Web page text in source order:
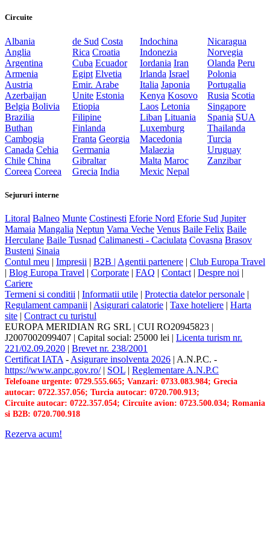
Circuite
Albania
Anglia
Argentina
Armenia
Austria
Azerbaijan
Belgia Bolivia
Brazilia
Buthan
Cambogia
Canada Cehia
Chile China
Coreea Coreea
de Sud Costa
Rica Croatia
Cuba Ecuador
Egipt Elvetia
Emir. Arabe
Unite Estonia
Etiopia
Filipine
Finlanda
Franta Georgia
Germania
Gibraltar
Grecia India
Indochina
Indonezia
Iordania Iran
Irlanda Israel
Italia Japonia
Kenya Kosovo
Laos Letonia
Liban Lituania
Luxemburg
Macedonia
Malaezia
Malta Maroc
Mexic Nepal
Nicaragua
Norvegia
Olanda Peru
Polonia
Portugalia
Rusia Scotia
Singapore
Spania SUA
Thailanda
Turcia
Uruguay
Zanzibar
Sejururi interne
Litoral Balneo Munte Costinesti Eforie Nord Eforie Sud Jupiter
Mamaia Mangalia Neptun Vama Veche Venus Baile Felix Baile
Herculane Baile Tusnad Calimanesti - Caciulata Covasna Brasov
Busteni Sinaia
Contul meu | Impresii | B2B | Agentii partenere | Club Europa Travel
| Blog Europa Travel | Corporate | FAQ | Contact | Despre noi |
Cariere
Termeni si conditii | Informatii utile | Protectia datelor personale |
Regulament campanii | Asigurari calatorie | Taxe hoteliere | Harta
site | Contract cu turistul
EUROPA MERIDIAN RG SRL | CUI RO20945823 |
J2007002099407 | Capital social: 25000 lei | Licenta turism nr.
221/02.09.2020 | Brevet nr. 238/2001
Certificat IATA - Asigurare insolventa 2026 | A.N.P.C. -
https://www.anpc.gov.ro/| SOL | Reglementare A.N.P.C
Telefoane urgente: 0729.555.665; Vanzari: 0733.083.984; Grecia
autocar: 0722.357.056; Turcia autocar: 0720.700.913;
Circuite autocar: 0722.357.054; Circuite avion: 0723.500.034; Romania
si B2B: 0720.700.918
Rezerva acum!